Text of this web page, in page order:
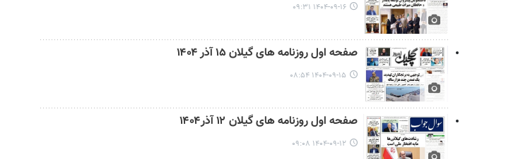
۱۴۰۴-۰۹-۱۶ ۰۹:۳۱
صفحه اول روزنامه های گیلان ۱۵ آذر ۱۴۰۴
۱۴۰۴-۰۹-۱۵ ۰۸:۵۴
صفحه اول روزنامه های گیلان ۱۲ آذر۱۴۰۴
۱۴۰۴-۰۹-۱۲ ۰۹:۰۸